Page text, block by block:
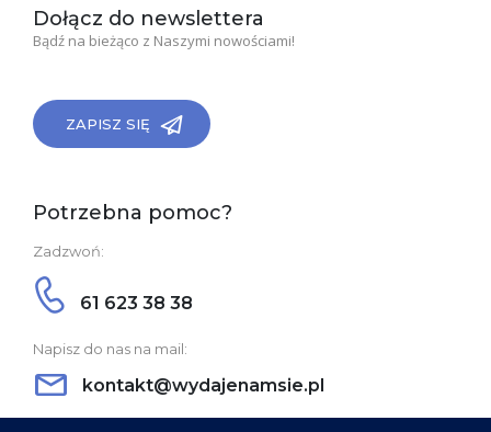
Dołącz do newslettera
Bądź na bieżąco z Naszymi nowościami!
ZAPISZ SIĘ
Potrzebna pomoc?
Zadzwoń:
61 623 38 38
Napisz do nas na mail:
kontakt@wydajenamsie.pl